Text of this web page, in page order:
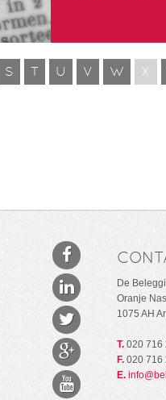
S T U V W X
De
Oranje
1075 AH
T.020 716
F.020 716
E.